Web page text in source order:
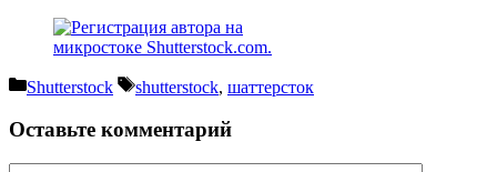
Рубрики
Shutterstock Метки
shutterstock, шаттерсток
Оставьте комментарий